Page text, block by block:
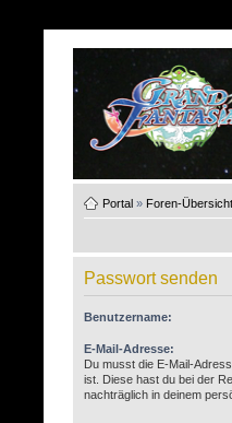
Portal » Foren-Übersicht
Passwort senden
Benutzername:
E-Mail-Adresse:
Du musst die E-Mail-
ist. Diese hast du bei der
nachträglich in deinem